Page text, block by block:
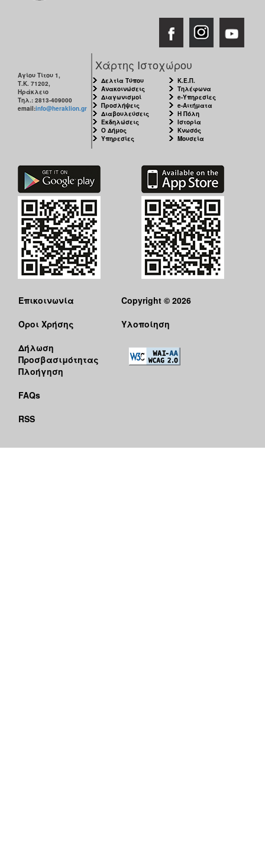
Αγίου Τίτου 1,
Τ.Κ. 71202,
Ηράκλειο
Τηλ.: 2813-409000
email:info@heraklion.gr
Χάρτης Ιστοχώρου
Δελτία Τύπου
Ανακοινώσεις
Διαγωνισμοί
Προσλήψεις
Διαβουλεύσεις
Εκδηλώσεις
Ο Δήμος
Υπηρεσίες
Κ.Ε.Π.
Τηλέφωνα
e-Υπηρεσίες
e-Αιτήματα
Η Πόλη
Ιστορία
Κνωσός
Μουσεία
Επικοινωνία
Όροι Χρήσης
Δήλωση
Προσβασιμότητας
Πλοήγηση
FAQs
RSS
Copyright © 2026
Υλοποίηση